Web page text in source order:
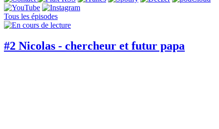
Tous les épisodes
#2 Nicolas - chercheur et futur papa